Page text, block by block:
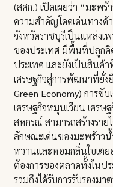
(สศก.) เปิดเผยว่า “มะพ
ความสำคัญโดดเด่นทางด้
จังหวัดราชบุรีเป็นแหล่ง
ของประเทศ มีพื้นที่ปลูก
ประเทศ และยังเป็นสินค้า
เศรษฐกิจสู่การพัฒนาที่ยั่ง
Green Economy) การขั
เศรษฐกิจหมุนเวียน เศรษ
สหกรณ์ สามารถสร้างราย
ลักษณะเด่นของมะพร้าว
หวานและหอมกลิ่นใบเต
ต้องการของตลาดทั้งในป
รวมถึงได้รับการรับรองมา